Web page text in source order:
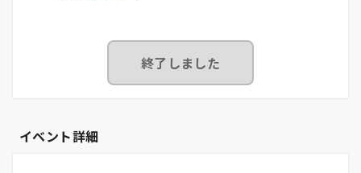
終了しました
イベント詳細